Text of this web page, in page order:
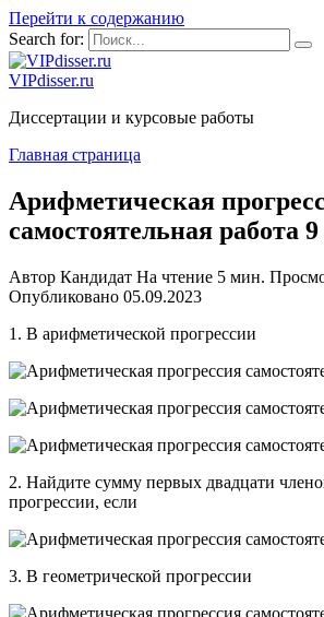
Перейти к содержанию
Search for:
VIPdisser.ru
Диссертации и курсовые работы
Главная страница
Арифметическая
самостоятельная работа 9
Автор Кандидат На чтение 5 мин.
Опубликовано 05.09.2023
1. В арифметической прогрессии
2. Найдите сумму первых двадцати
прогрессии, если
3. В геометрической прогрессии